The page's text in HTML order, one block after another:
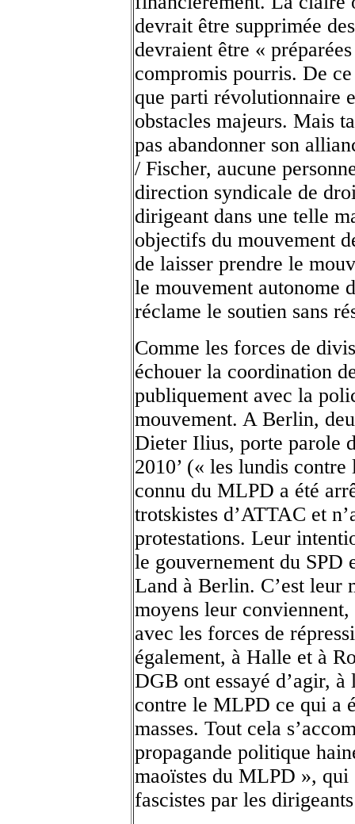
devrait être supprimée
devraient être «
compromis pourris. De
que parti révolutionnaire
obstacles majeurs. Mais
pas abandonner son
/ Fischer, aucune
direction syndicale de
dirigeant dans une telle
objectifs du mouvement
de laisser prendre le
le mouvement autonome
réclame le soutien sans
Comme les forces de
échouer la coordination
publiquement avec la
mouvement. A Berlin,
Dieter Ilius, porte parole
2010’ (« les lundis
connu du MLPD a été
trotskistes d’ATTAC et
protestations. Leur
le gouvernement du SPD
Land à Berlin. C’est leur
moyens leur
avec les forces de
également, à Halle et à
DGB ont essayé d’agir,
contre le MLPD ce qui a
masses. Tout cela
propagande politique
maoïstes du MLPD », qui
fascistes par les